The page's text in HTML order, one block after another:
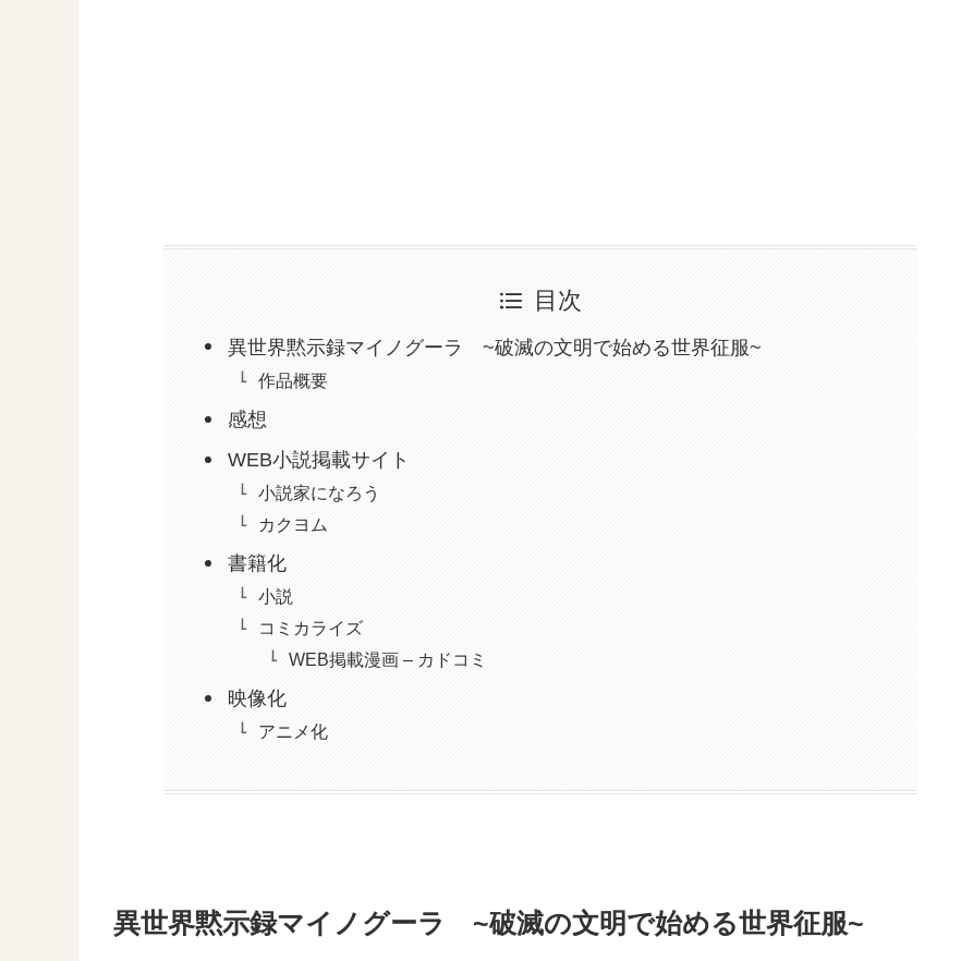
目次
異世界黙示録マイノグーラ ~破滅の文明で始める世界征服~
作品概要
感想
WEB小説掲載サイト
小説家になろう
カクヨム
書籍化
小説
コミカライズ
WEB掲載漫画 – カドコミ
映像化
アニメ化
異世界黙示録マイノグーラ ~破滅の文明で始める世界征服~